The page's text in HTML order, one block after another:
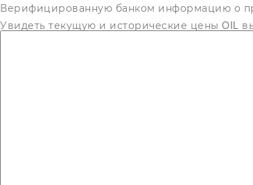
Верифицированную банком информацию о
Увидеть текущую и исторические цены OIL